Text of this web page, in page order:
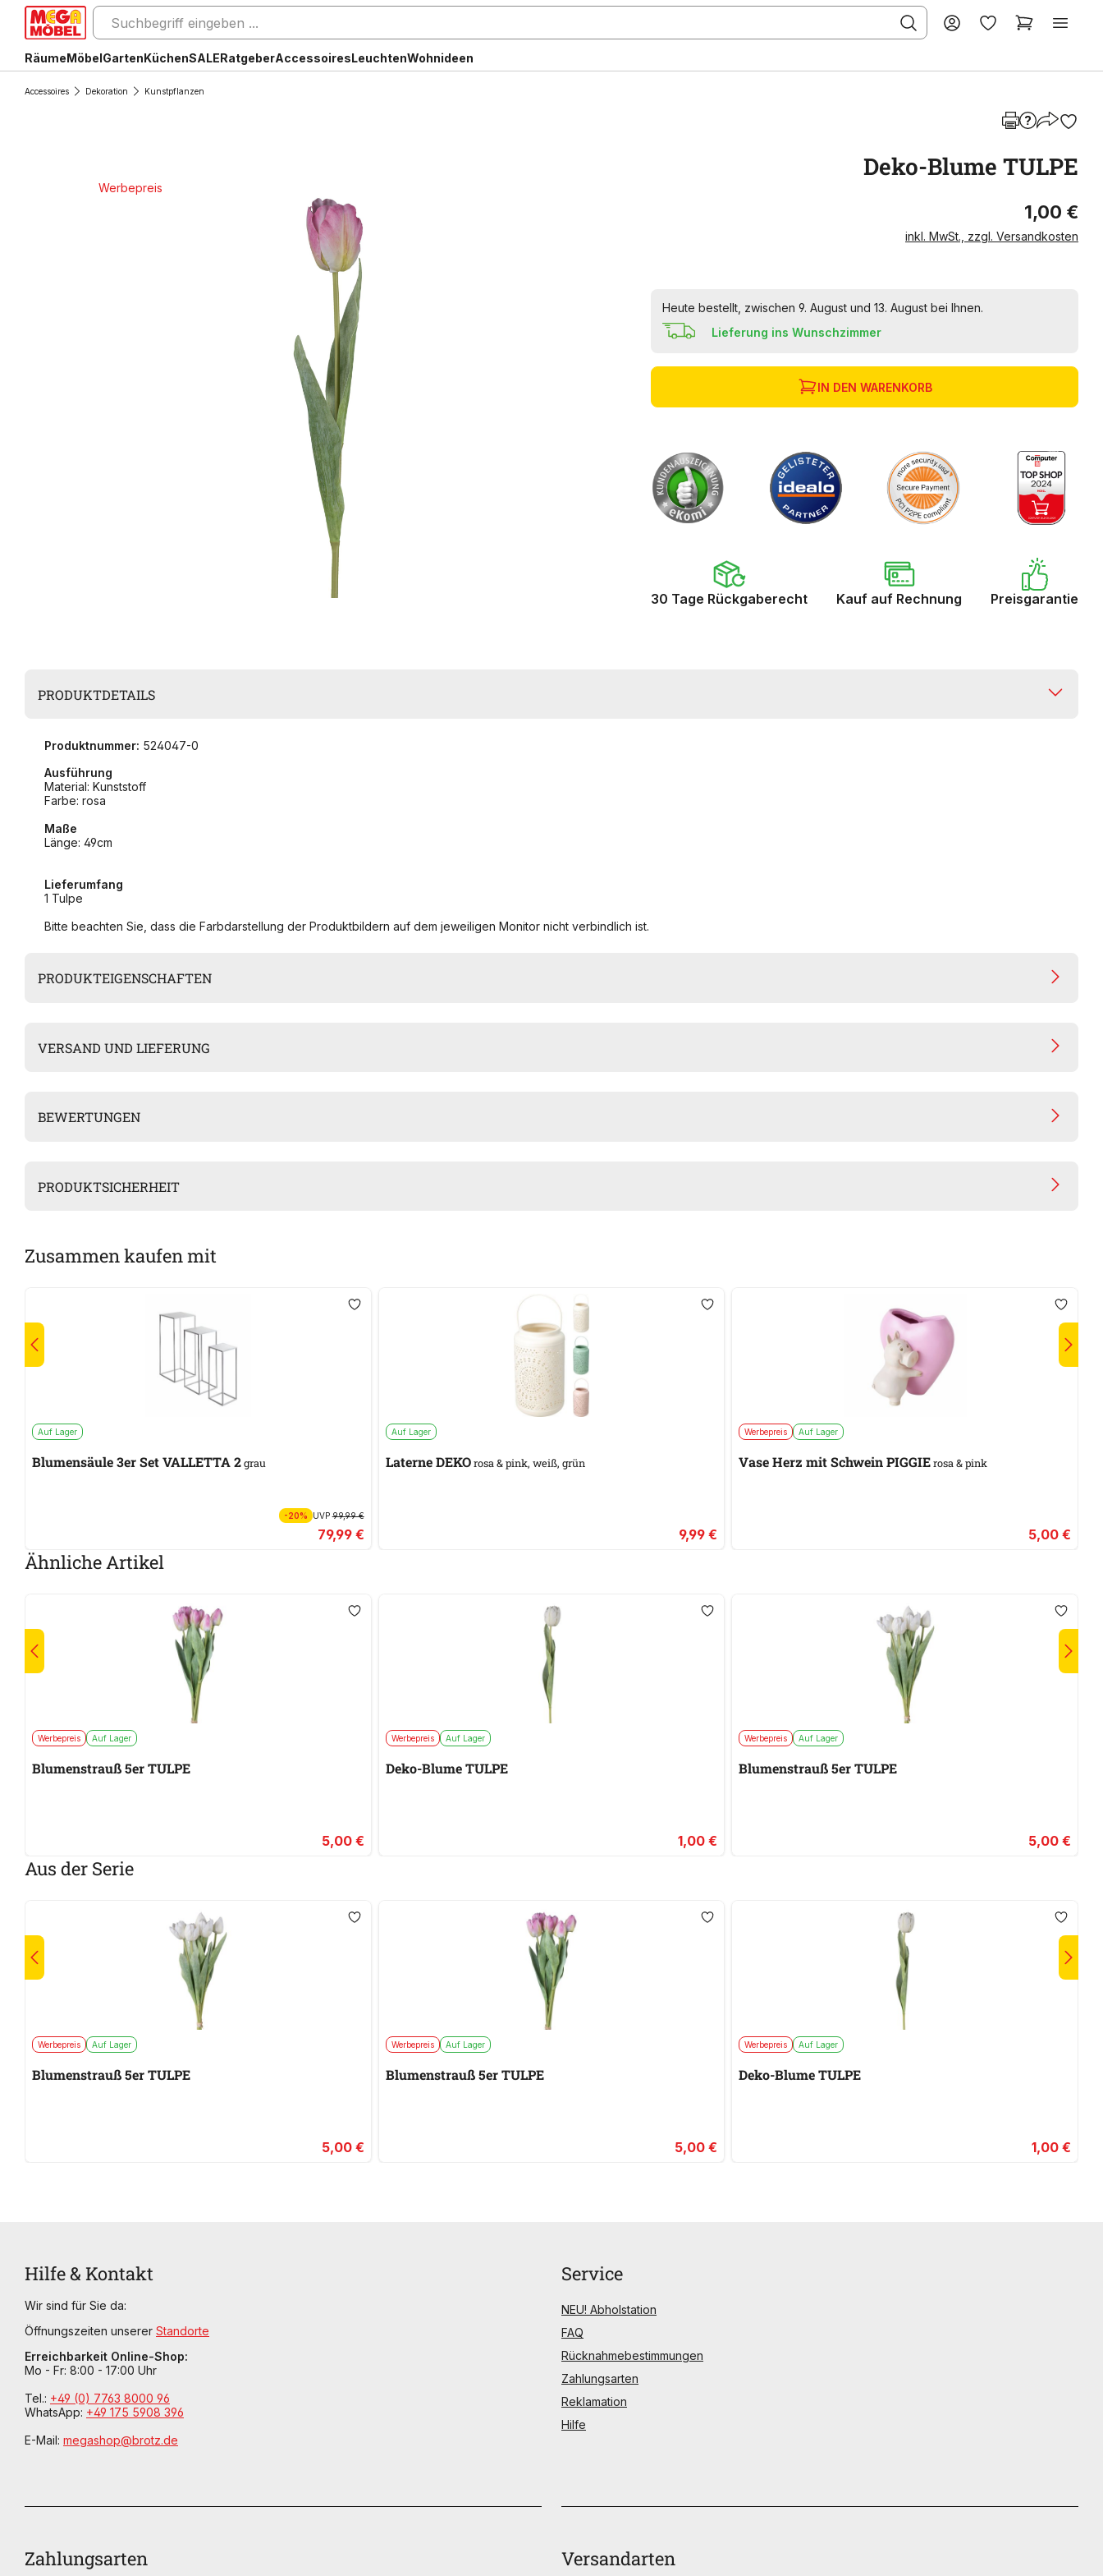
RäumeMöbelGartenKüchenSALERatgeberAccessoiresLeuchtenWohnideen
Accessoires Dekoration Kunstpflanzen
Werbepreis
Deko-Blume TULPE
1,00 €
inkl. MwSt., zzgl. Versandkosten
Heute bestellt, zwischen 9. August und 13. August bei Ihnen.
Lieferung ins Wunschzimmer
IN DEN WARENKORB
30 Tage Rückgaberecht Kauf auf Rechnung Preisgarantie
PRODUKTDETAILS
Produktnummer: 524047-0
Ausführung
Material: Kunststoff
Farbe: rosa
Maße
Länge: 49cm
Lieferumfang
1 Tulpe
Bitte beachten Sie, dass die Farbdarstellung der Produktbildern auf dem jeweiligen Monitor nicht verbindlich ist.
PRODUKTEIGENSCHAFTEN
VERSAND UND LIEFERUNG
BEWERTUNGEN
PRODUKTSICHERHEIT
Zusammen kaufen mit
Auf Lager
Blumensäule 3er Set VALLETTA 2grau
-20% UVP99,99 €
79,99 €
Auf Lager
Laterne DEKOrosa & pink, weiß, grün
9,99 €
Werbepreis Auf Lager
Vase Herz mit Schwein PIGGIErosa & pink
5,00 €
Ähnliche Artikel
Werbepreis Auf Lager
Blumenstrauß 5er TULPE
5,00 €
Werbepreis Auf Lager
Deko-Blume TULPE
1,00 €
Werbepreis Auf Lager
Blumenstrauß 5er TULPE
5,00 €
Aus der Serie
Werbepreis Auf Lager
Blumenstrauß 5er TULPE
5,00 €
Werbepreis Auf Lager
Blumenstrauß 5er TULPE
5,00 €
Werbepreis Auf Lager
Deko-Blume TULPE
1,00 €
Hilfe & Kontakt
Wir sind für Sie da:
Öffnungszeiten unserer Standorte
Erreichbarkeit Online-Shop:
Mo - Fr: 8:00 - 17:00 Uhr
Tel.: +49 (0) 7763 8000 96
WhatsApp: +49 175 5908 396
E-Mail: megashop@brotz.de
Zahlungsarten Versandarten
Service
NEU! Abholstation
FAQ
Rücknahmebestimmungen
Zahlungsarten
Reklamation
Hilfe